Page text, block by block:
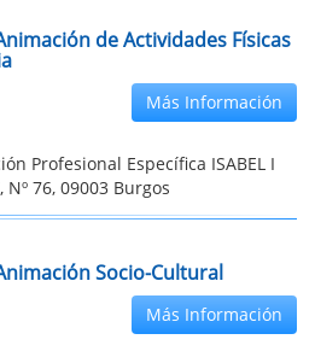
de Actividades Físicas
Más Información
Profesional Específica ISABEL I
Nº 76, 09003 Burgos
Socio-Cultural
Más Información